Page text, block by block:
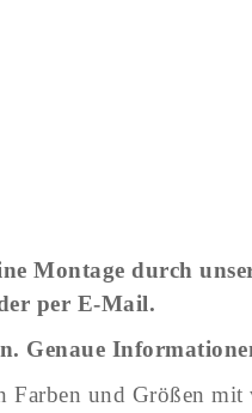
Montage durch
per E-Mail.
Genaue
und Größen